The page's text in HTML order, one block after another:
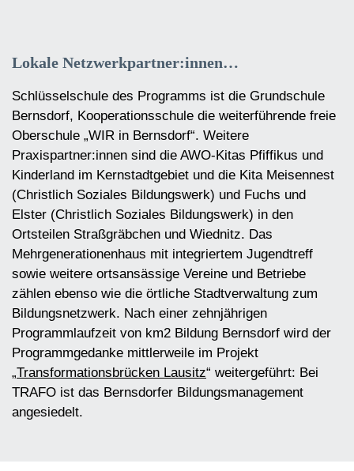
Lokale Netzwerkpartner:innen…
Schlüsselschule des Programms ist die Grundschule
Bernsdorf, Kooperationsschule die weiterführende freie
Oberschule „WIR in Bernsdorf“. Weitere
Praxispartner:innen sind die AWO-Kitas Pfiffikus und
Kinderland im Kernstadtgebiet und die Kita Meisennest
(Christlich Soziales Bildungswerk) und Fuchs und
Elster (Christlich Soziales Bildungswerk) in den
Ortsteilen Straßgräbchen und Wiednitz. Das
Mehrgenerationenhaus mit integriertem Jugendtreff
sowie weitere ortsansässige Vereine und Betriebe
zählen ebenso wie die örtliche Stadtverwaltung zum
Bildungsnetzwerk. Nach einer zehnjährigen
Programmlaufzeit von km2 Bildung Bernsdorf wird der
Programmgedanke mittlerweile im Projekt
„Transformationsbrücken Lausitz“ weitergeführt: Bei
TRAFO ist das Bernsdorfer Bildungsmanagement
angesiedelt.